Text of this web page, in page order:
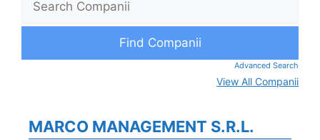
Advanced Search
View All Companii
MARCO MANAGEMENT S.R.L.